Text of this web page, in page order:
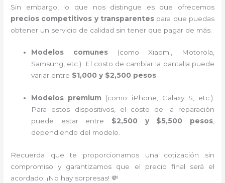
Sin embargo, lo que nos distingue es que ofrecemos
precios competitivos y transparentes para que puedas
obtener un servicio de calidad sin tener que pagar de más.
Modelos comunes(como Xiaomi, Motorola,
Samsung, etc.): El costo de cambiar la pantalla puede
variar entre $1,000 y $2,500 pesos.
Modelos premium (como iPhone, Galaxy S, etc.):
Para estos dispositivos, el costo de la reparación
puede estar entre $2,500 y $5,500 pesos,
dependiendo del modelo.
Recuerda que te proporcionamos una cotización sin
compromiso y garantizamos que el precio final será el
acordado. ¡No hay sorpresas! 💸